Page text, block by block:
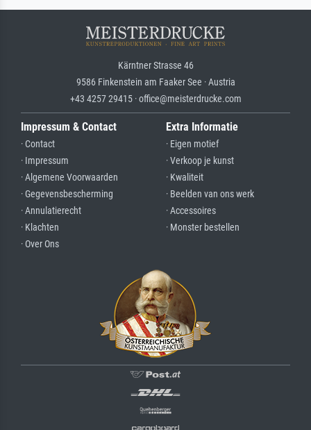
Kärntner Strasse 46
9586 Finkenstein am Faaker See · Austria
+43 4257 29415 · office@meisterdrucke.com
Impressum & Contact
· Contact
· Impressum
· Algemene Voorwaarden
· Gegevensbescherming
· Annulatierecht
· Klachten
· Over Ons
Extra Informatie
· Eigen motief
· Verkoop je kunst
· Kwaliteit
· Beelden van ons werk
· Accessoires
· Monster bestellen